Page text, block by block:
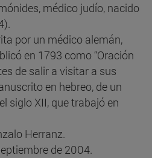
médico judío, nacido
por un médico alemán,
en 1793 como “Oración
de salir a visitar a sus
en hebreo, de un
siglo XII, que trabajó en
Herranz.
de 2004.